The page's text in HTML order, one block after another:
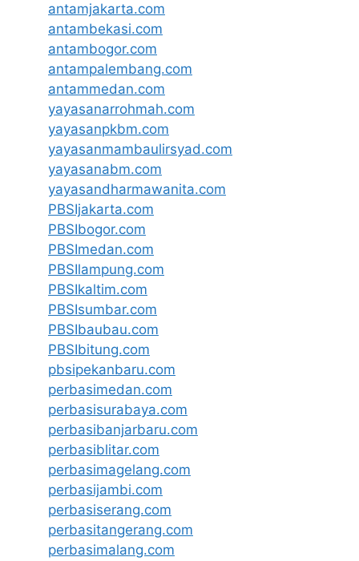
antamjakarta.com
antambekasi.com
antambogor.com
antampalembang.com
antammedan.com
yayasanarrohmah.com
yayasanpkbm.com
yayasanmambaulirsyad.com
yayasanabm.com
yayasandharmawanita.com
PBSIjakarta.com
PBSIbogor.com
PBSImedan.com
PBSIlampung.com
PBSIkaltim.com
PBSIsumbar.com
PBSIbaubau.com
PBSIbitung.com
pbsipekanbaru.com
perbasimedan.com
perbasisurabaya.com
perbasibanjarbaru.com
perbasiblitar.com
perbasimagelang.com
perbasijambi.com
perbasiserang.com
perbasitangerang.com
perbasimalang.com